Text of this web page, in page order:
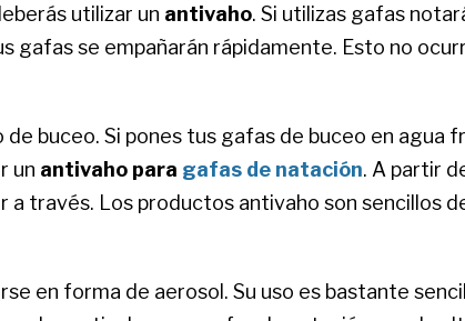
utilizar un antivaho. Si utilizas gafas
gafas se empañarán rápidamente. Esto no
buceo. Si pones tus gafas de buceo en agua
un antivaho para gafas de natación. A partir
través. Los productos antivaho son sencillos
en forma de aerosol. Su uso es bastante